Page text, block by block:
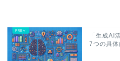
「生成AI
7つの具